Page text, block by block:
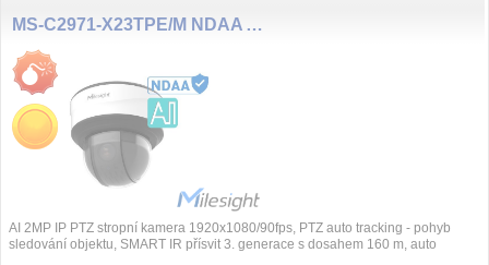
MS-C2971-X23TPE/M NDAA AI 5~117mm 2MP/90fps PTZ DOME kamera
AI 2MP IP PTZ stropní kamera 1920x1080/90fps, PTZ auto tracking - pohyb
sledování objektu, SMART IR přísvit 3. generace s dosahem 160 m, auto